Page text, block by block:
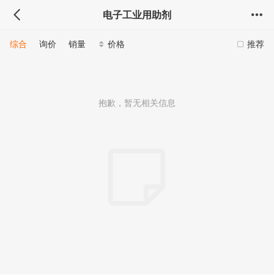
电子工业用助剂
推荐
综合 询价 销量 价格
抱歉，暂无相关信息